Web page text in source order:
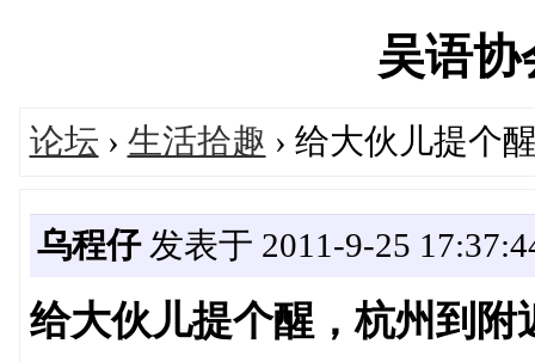
吴语
论坛 › 生活拾趣 › 给大伙儿提个
乌程仔发表于 2011-9-25
给大伙儿提个醒，杭州到附